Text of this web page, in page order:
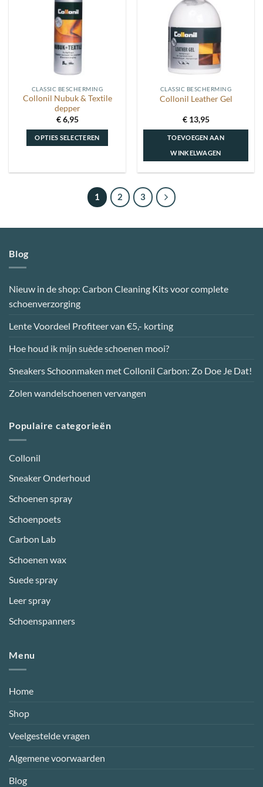
CLASSIC BESCHERMING
Collonil Nubuk & Textile
depper
€6,95
OPTIES SELECTEREN
meerdere
Deze
op
de
CLASSIC BESCHERMING
Collonil Leather Gel
€13,95
TOEVOEGEN AAN
WINKELWAGEN
1 2 3
Blog
Nieuw in de shop: Carbon Cleaning Kits voor complete
schoenverzorging
Lente Voordeel Profiteer van €5,- korting
Hoe houd ik mijn suède schoenen mooi?
Sneakers Schoonmaken met Collonil Carbon: Zo Doe Je Dat!
Zolen wandelschoenen vervangen
Populaire categorieën
Collonil
Sneaker Onderhoud
Schoenen spray
Schoenpoets
Carbon Lab
Schoenen wax
Suede spray
Leer spray
Schoenspanners
Menu
Home
Shop
Veelgestelde vragen
Algemene voorwaarden
Blog